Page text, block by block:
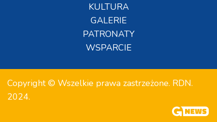
KULTURA
GALERIE
PATRONATY
WSPARCIE
Copyright © Wszelkie prawa zastrzeżone. RDN.
2024.